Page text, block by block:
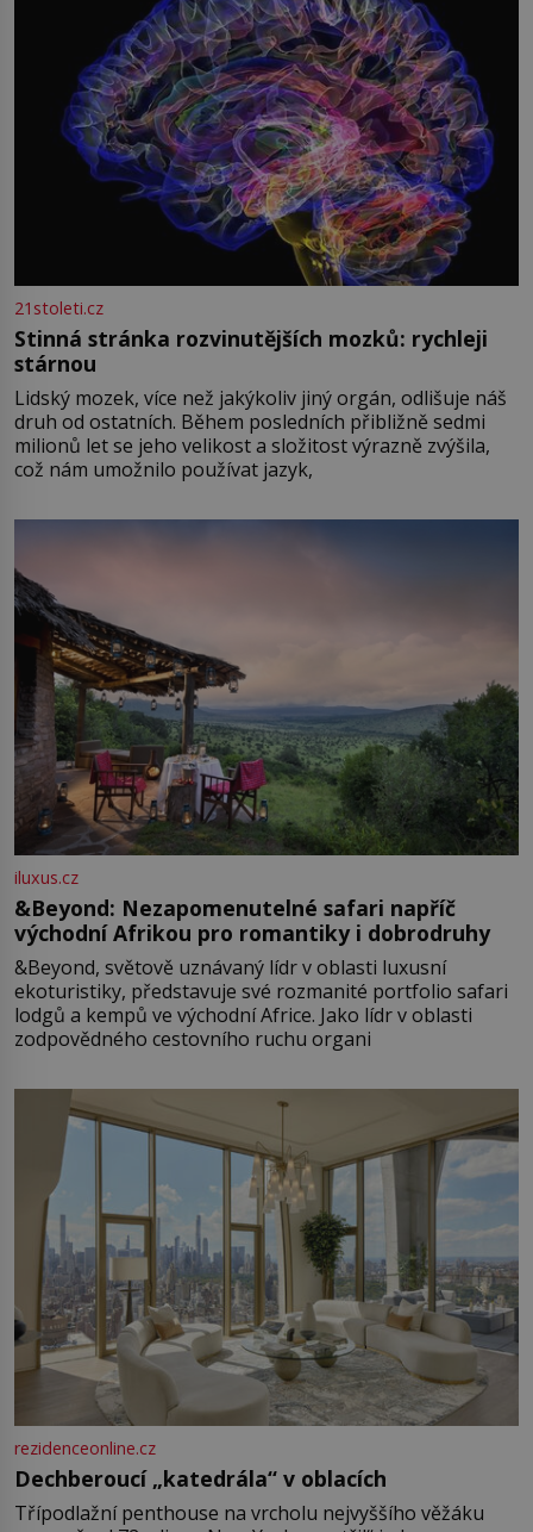
21stoleti.cz
Stinná stránka rozvinutějších mozků: rychleji
stárnou
Lidský mozek, více než jakýkoliv jiný orgán, odlišuje náš
druh od ostatních. Během posledních přibližně sedmi
milionů let se jeho velikost a složitost výrazně zvýšila,
což nám umožnilo používat jazyk,
iluxus.cz
&Beyond: Nezapomenutelné safari napříč
východní Afrikou pro romantiky i dobrodruhy
&Beyond, světově uznávaný lídr v oblasti luxusní
ekoturistiky, představuje své rozmanité portfolio safari
lodgů a kempů ve východní Africe. Jako lídr v oblasti
zodpovědného cestovního ruchu organi
rezidenceonline.cz
Dechberoucí „katedrála“ v oblacích
Třípodlažní penthouse na vrcholu nejvyššího věžáku